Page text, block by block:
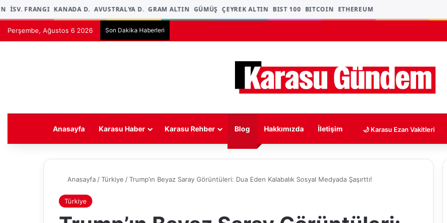
İSV. FRANGI KANADA D. AVUSTRALYA D. GRAM ALTIN GÜMÜŞ ÇEYREK ALTIN BIST 100 BITCOIN ETHEREUM
Perşembe, Ağustos 6 2026 Son Dakika Haberleri
Anasayfa Karasu Haber Karasu Rehber Blog Hakkımızda İletişim 🌙 Karasu Ezan Vakitleri
Anasayfa /Türkiye /Trump’ın Beyaz Saray Görüntüleri: Dua Eden Kalabalık Sosyal Medyada Şaşırttı!
Türkiye